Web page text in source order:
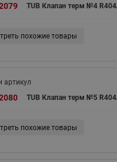
TUB Клапан терм №4
похожие товары
TUB Клапан терм №5
похожие товары